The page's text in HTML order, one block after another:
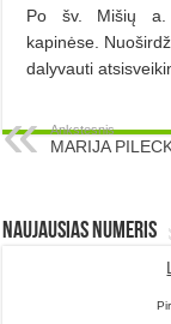
Po šv. Mišių a.
kapinėse.
dalyvauti
Ankstesnis
MARIJA
Naujausias numeris